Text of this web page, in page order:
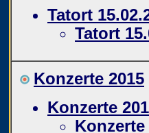
Tatort
Tatort
Konzerte 2015
Konzerte
Konzerte